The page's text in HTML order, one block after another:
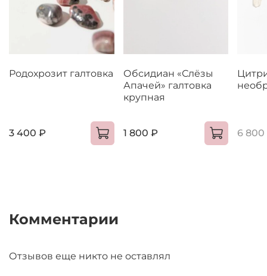
Родохрозит галтовка
3 400 ₽
Обсидиан «Слёзы
Апачей» галтовка
крупная
1 800 ₽ 6 800
Комментарии
Отзывов еще никто не оставлял